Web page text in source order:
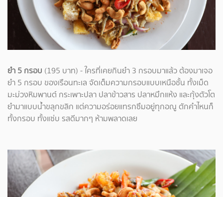
ยำ 5 กรอบ (195 บาท) - ใครที่เคยกินยำ 3 กรอบมาแล้ว ต้องมาเจอ
ยำ 5 กรอบ ของเรือนทะเล จัดเต็มความกรอบแบบเหนือชั้น ทั้งเม็ด
มะม่วงหิมพานต์ กระเพาะปลา ปลาข้าวสาร ปลาหมึกแห้ง และกุ้งตัวโต
ยำมาแบบน้ำขลุกขลิก แต่ความอร่อยแทรกซึมอยู่ทุกอณู ตักคำไหนก็
ทั้งกรอบ ทั้งแซ่บ รสดีมากๆ ห้ามพลาดเลย